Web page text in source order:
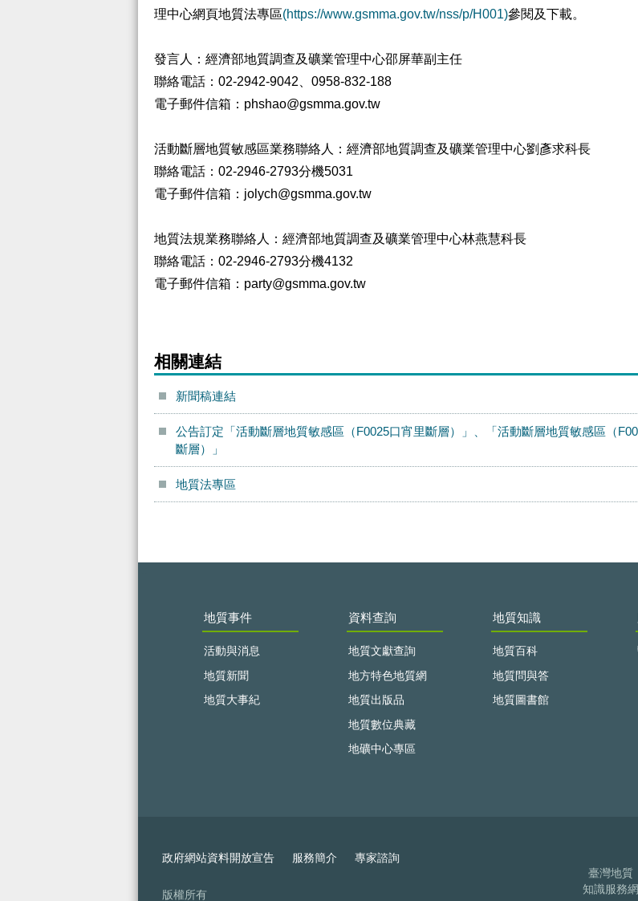
理中心網頁地質法專區(https://www.gsmma.gov.tw/nss/p/H001)參閱及下載。
發言人：經濟部地質調查及礦業管理中心邵屏華副主任
聯絡電話：02-2942-9042、0958-832-188
電子郵件信箱：phshao@gsmma.gov.tw
活動斷層地質敏感區業務聯絡人：經濟部地質調查及礦業管理中心劉彥求科長
聯絡電話：02-2946-2793分機5031
電子郵件信箱：jolych@gsmma.gov.tw
地質法規業務聯絡人：經濟部地質調查及礦業管理中心林燕慧科長
聯絡電話：02-2946-2793分機4132
電子郵件信箱：party@gsmma.gov.tw
相關連結
新聞稿連結
公告訂定「活動斷層地質敏感區（F0025口宵里斷層）」、「活動斷層地質敏感區（
斷層）」
地質法專區
地質事件
活動與消息
地質新聞
地質大事紀
資料查詢
地質文獻查詢
地方特色地質網
地質出版品
地質數位典藏
地礦中心專區
地質知識
地質百科
地質問與答
地質圖書館
政府網站資料開放宣告 服務簡介 專家諮詢
版權所有
臺灣地質
知識服務網